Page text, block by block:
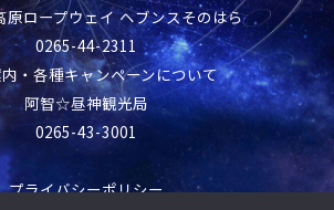
原ロープウェイ ヘブンスそのはら
0265-44-2311
・各種キャンペーンについて
阿智☆昼神観光局
0265-43-3001
プライバシーポリシー